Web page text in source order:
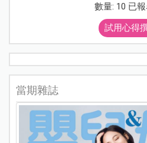
數量: 10 已
試用心得
當期雜誌